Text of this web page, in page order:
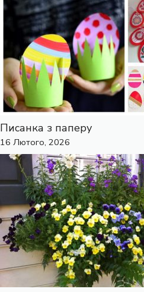
Писанка з паперу
16 Лютого, 2026